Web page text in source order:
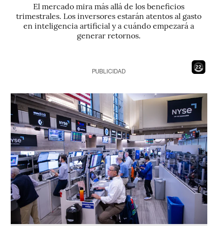
El mercado mira más allá de los beneficios
trimestrales. Los inversores estarán atentos al gasto
en inteligencia artificial y a cuándo empezará a
generar retornos.
20
PUBLICIDAD